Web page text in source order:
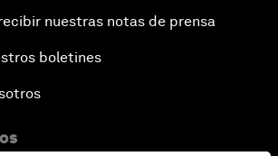
nuestras notas de prensa
boletines